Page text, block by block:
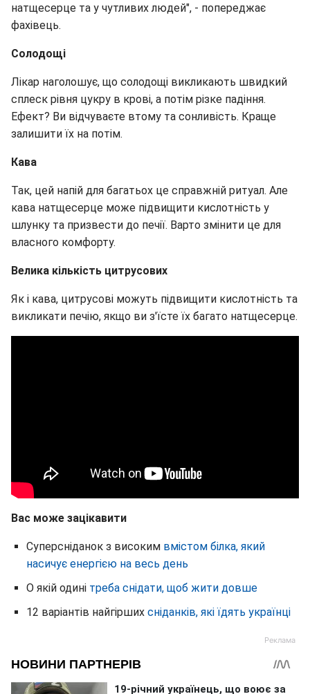
натщесерце та у чутливих людей", - попереджає
фахівець.
Солодощі
Лікар наголошує, що солодощі викликають швидкий
сплеск рівня цукру в крові, а потім різке падіння.
Ефект? Ви відчуваєте втому та сонливість. Краще
залишити їх на потім.
Кава
Так, цей напій для багатьох це справжній ритуал. Але
кава натщесерце може підвищити кислотність у
шлунку та призвести до печії. Варто змінити це для
власного комфорту.
Велика кількість цитрусових
Як і кава, цитрусові можуть підвищити кислотність та
викликати печію, якщо ви з'їсте їх багато натщесерце.
Вас може зацікавити
Суперсніданок з високим вмістом білка, який
насичує енергією на весь день
О якій одині треба снідати, щоб жити довше
12 варіантів найгірших сніданків, які їдять українці